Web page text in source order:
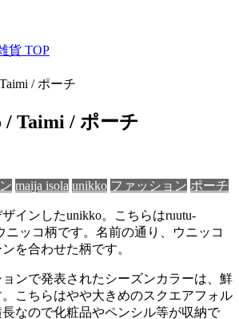
貨 TOP
/ ポーチ
Taimi / ポーチ
maija isola unikko ファッション ポーチ
インしたunikko。こちらはruutu-
ニッコ柄です。名前の通り、ウニッコ
を合わせた柄です。
ンで発表されたシーズンカラーは、鮮
こちらはやや大きめのスクエアフォル
なので化粧品やペンシル等が収納で